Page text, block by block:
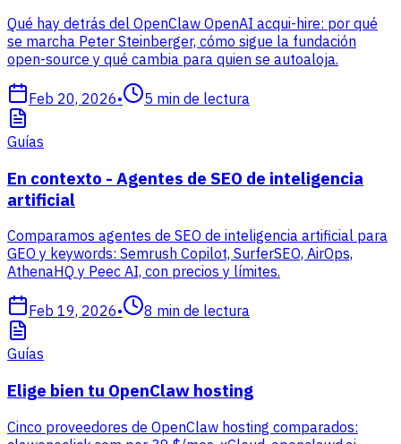
Qué hay detrás del OpenClaw OpenAI acqui-hire: por qué
se marcha Peter Steinberger, cómo sigue la fundación
open-source y qué cambia para quien se autoaloja.
Feb 20, 2026• 5 min de lectura
Guías
En contexto - Agentes de SEO de inteligencia
artificial
Comparamos agentes de SEO de inteligencia artificial para
GEO y keywords: Semrush Copilot, SurferSEO, AirOps,
AthenaHQ y Peec AI, con precios y límites.
Feb 19, 2026• 8 min de lectura
Guías
Elige bien tu OpenClaw hosting
Cinco proveedores de OpenClaw hosting comparados: